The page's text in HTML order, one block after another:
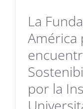
La
América
por la